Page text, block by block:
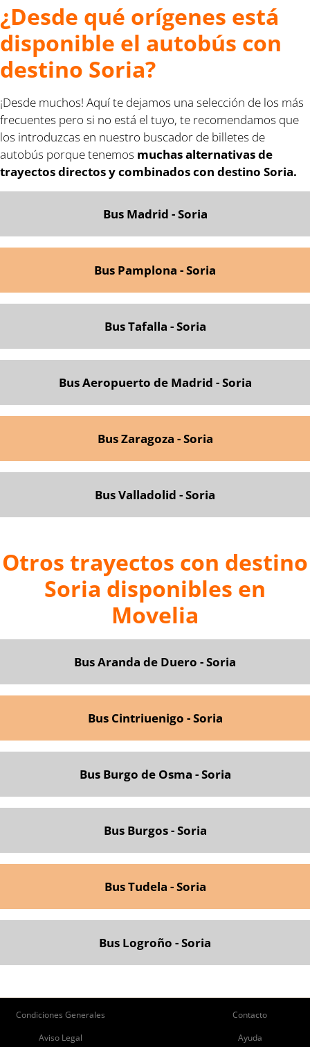
¿Desde qué orígenes está
disponible el autobús con
destino Soria?
¡Desde muchos! Aquí te dejamos una selección de los más
frecuentes pero si no está el tuyo, te recomendamos que
los introduzcas en nuestro buscador de billetes de
autobús porque tenemos muchas alternativas de
trayectos directos y combinados con destino Soria.
Bus Madrid - Soria
Bus Pamplona - Soria
Bus Tafalla - Soria
Bus Aeropuerto de Madrid - Soria
Bus Zaragoza - Soria
Bus Valladolid - Soria
Otros trayectos con destino
Soria disponibles en
Movelia
Bus Aranda de Duero - Soria
Bus Cintriuenigo - Soria
Bus Burgo de Osma - Soria
Bus Burgos - Soria
Bus Tudela - Soria
Bus Logroño - Soria
Condiciones Generales
Aviso Legal
Contacto
Ayuda